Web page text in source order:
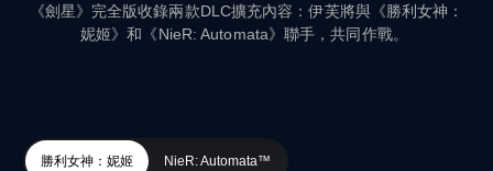
《劍星》完全版收錄兩款DLC擴充內容：伊芙將與《勝利女神：
妮姬》和《NieR: Automata》聯手，共同作戰。
勝利女神：妮姬 NieR: Automata™